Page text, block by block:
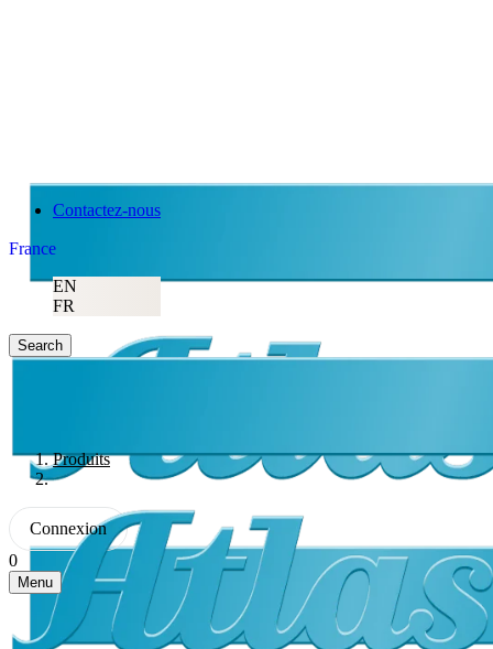
Contactez-nous
France
EN
FR
Search
Produits
Connexion
0
Menu